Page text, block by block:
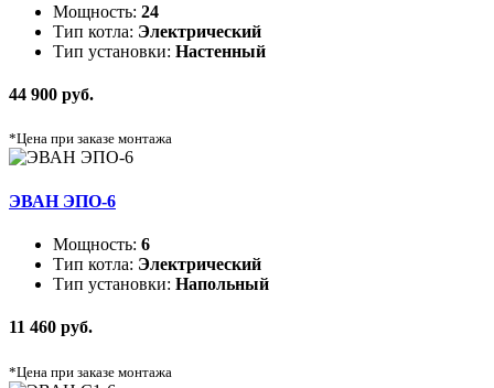
Мощность: 24
Тип котла: Электрический
Тип установки: Настенный
44 900 руб.
*Цена при заказе монтажа
ЭВАН ЭПО-6
Мощность: 6
Тип котла: Электрический
Тип установки: Напольный
11 460 руб.
*Цена при заказе монтажа